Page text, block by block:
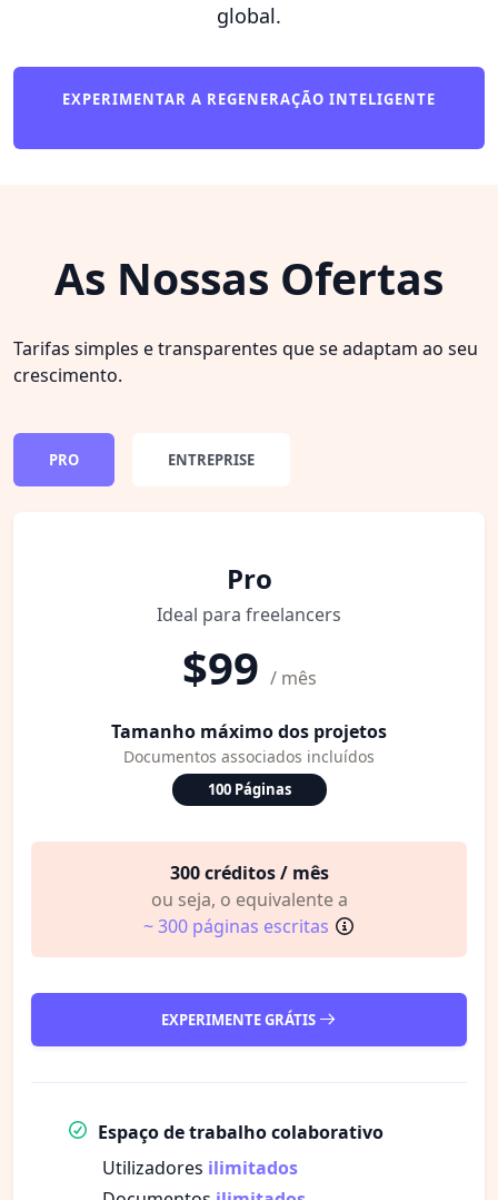
global.
EXPERIMENTAR A REGENERAÇÃO INTELIGENTE
As Nossas Ofertas
Tarifas simples e transparentes que se adaptam ao seu
crescimento.
PRO ENTREPRISE
Pro
Ideal para freelancers
$99 / mês
Tamanho máximo dos projetos
Documentos associados incluídos
100 Páginas
300 créditos / mês
ou seja, o equivalente a
~ 300 páginas escritas
EXPERIMENTE GRÁTIS
Espaço de trabalho colaborativo
Utilizadores ilimitados